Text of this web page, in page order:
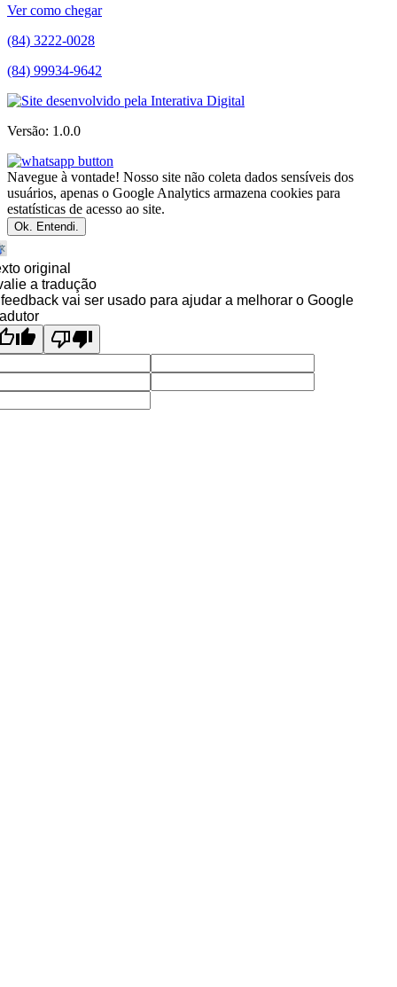
Ver como chegar
(84) 3222-0028
(84) 99934-9642
Versão: 1.0.0
Navegue à vontade! Nosso site não coleta dados sensíveis dos
usuários, apenas o Google Analytics armazena cookies para
estatísticas de acesso ao site.
Ok. Entendi.
original
a tradução
vai ser usado para ajudar a melhorar o Google